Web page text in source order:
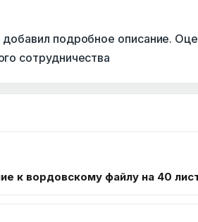
добавил подробное описание.
сотрудничества
к вордовскому файлу на 40